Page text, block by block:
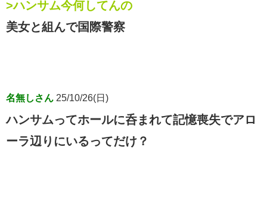
>ハンサム今何してんの
美女と組んで国際警察
名無しさん 25/10/26(日)
ハンサムってホールに呑まれて記憶喪失でアロ
ーラ辺りにいるってだけ？